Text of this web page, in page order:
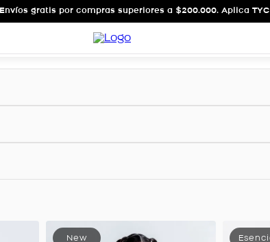
Envíos gratis por compras superiores a $200.000. Aplica TYC